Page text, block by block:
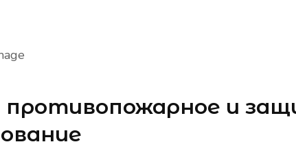
противопожарное и